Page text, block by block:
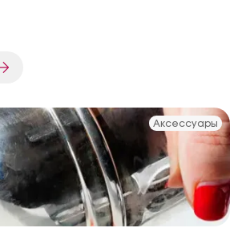
Аксессуары